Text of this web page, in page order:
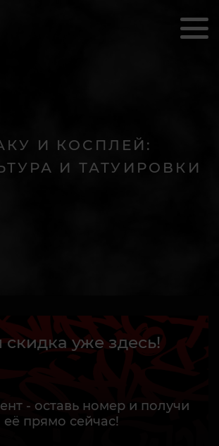
И КОСПЛЕЙ:
И ТАТУИРОВКИ
скидка уже здесь!
- оставь номер и получи
её прямо сейчас!